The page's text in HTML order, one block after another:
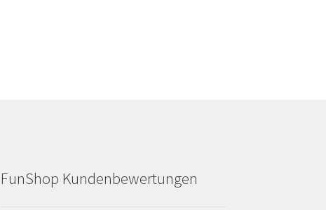
FunShop Kundenbewertungen